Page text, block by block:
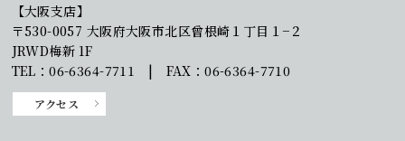
【大阪支店】
〒530-0057 大阪府大阪市北区曾根崎１丁目１−２
JRWD梅新 1F
TEL：06-6364-7711 | FAX：06-6364-7710
アクセス